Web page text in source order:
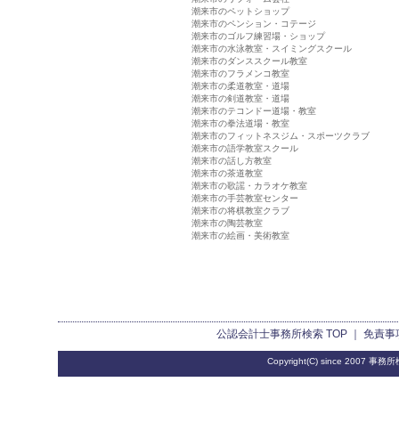
潮来市のペットショップ
潮来市のペンション・コテージ
潮来市のゴルフ練習場・ショップ
潮来市の水泳教室・スイミングスクール
潮来市のダンススクール教室
潮来市のフラメンコ教室
潮来市の柔道教室・道場
潮来市の剣道教室・道場
潮来市のテコンドー道場・教室
潮来市の拳法道場・教室
潮来市のフィットネスジム・スポーツクラブ
潮来市の語学教室スクール
潮来市の話し方教室
潮来市の茶道教室
潮来市の歌謡・カラオケ教室
潮来市の手芸教室センター
潮来市の将棋教室クラブ
潮来市の陶芸教室
潮来市の絵画・美術教室
公認会計士事務所検索TOP ｜ 免責事
Copyright(C) since 2007 事務所